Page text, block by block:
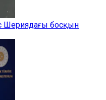
Шериядағы босқын